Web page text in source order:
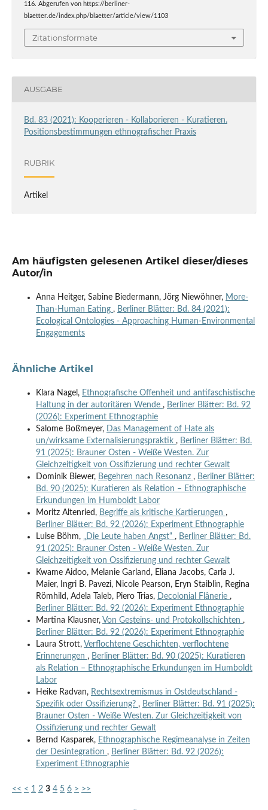
116. Abgerufen von https://berliner-
blaetter.de/index.php/blaetter/article/view/1103
Zitationsformate
AUSGABE
Bd. 83 (2021): Kooperieren - Kollaborieren - Kuratieren.
Positionsbestimmungen ethnografischer Praxis
RUBRIK
Artikel
Am häufigsten gelesenen Artikel dieser/dieses
Autor/in
Anna Heitger, Sabine Biedermann, Jörg Niewöhner, More-
Than-Human Eating , Berliner Blätter: Bd. 84 (2021):
Ecological Ontologies - Approaching Human-Environmental
Engagements
Ähnliche Artikel
Klara Nagel, Ethnografische Offenheit und antifaschistische
Haltung in der autoritären Wende , Berliner Blätter: Bd. 92
(2026): Experiment Ethnographie
Salome Boßmeyer, Das Management of Hate als
un/wirksame Externalisierungspraktik , Berliner Blätter: Bd.
91 (2025): Brauner Osten - Weiße Westen. Zur
Gleichzeitigkeit von Ossifizierung und rechter Gewalt
Dominik Biewer, Begehren nach Resonanz , Berliner Blätter:
Bd. 90 (2025): Kuratieren als Relation – Ethnographische
Erkundungen im Humboldt Labor
Moritz Altenried, Begriffe als kritische Kartierungen ,
Berliner Blätter: Bd. 92 (2026): Experiment Ethnographie
Luise Böhm, „Die Leute haben Angst“ , Berliner Blätter: Bd.
91 (2025): Brauner Osten - Weiße Westen. Zur
Gleichzeitigkeit von Ossifizierung und rechter Gewalt
Kwame Aidoo, Melanie Garland, Eliana Jacobs, Carla J.
Maier, Ingri B. Pavezi, Nicole Pearson, Eryn Staiblin, Regina
Römhild, Adela Taleb, Piero Trias, Decolonial Flânerie ,
Berliner Blätter: Bd. 92 (2026): Experiment Ethnographie
Martina Klausner, Von Gesteins- und Protokollschichten ,
Berliner Blätter: Bd. 92 (2026): Experiment Ethnographie
Laura Strott, Verflochtene Geschichten, verflochtene
Erinnerungen , Berliner Blätter: Bd. 90 (2025): Kuratieren
als Relation – Ethnographische Erkundungen im Humboldt
Labor
Heike Radvan, Rechtsextremismus in Ostdeutschland -
Spezifik oder Ossifizierung? , Berliner Blätter: Bd. 91 (2025):
Brauner Osten - Weiße Westen. Zur Gleichzeitigkeit von
Ossifizierung und rechter Gewalt
Bernd Kasparek, Ethnographische Regimeanalyse in Zeiten
der Desintegration , Berliner Blätter: Bd. 92 (2026):
Experiment Ethnographie
<< < 1 2 3 4 5 6 > >>